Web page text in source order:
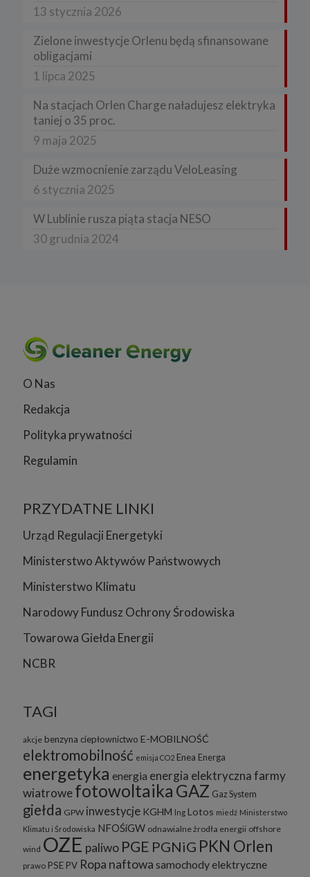
13 stycznia 2026
Zielone inwestycje Orlenu będą sfinansowane
obligacjami
1 lipca 2025
Na stacjach Orlen Charge naładujesz elektryka
taniej o 35 proc.
9 maja 2025
Duże wzmocnienie zarządu VeloLeasing
6 stycznia 2025
W Lublinie rusza piąta stacja NESO
30 grudnia 2024
O Nas
Redakcja
Polityka prywatności
Regulamin
PRZYDATNE LINKI
Urząd Regulacji Energetyki
Ministerstwo Aktywów Państwowych
Ministerstwo Klimatu
Narodowy Fundusz Ochrony Środowiska
Towarowa Giełda Energii
NCBR
TAGI
akcje benzyna ciepłownictwo E-MOBILNOŚĆ
elektromobilność emisja CO2 Enea Energa
energetyka energia energia elektrycznafarmy
wiatrowefotowoltaika GAZ Gaz System
giełda GPW inwestycje KGHM lng Lotos miedź Ministerstwo
Klimatu i Środowiska NFOŚiGW odnawialne żrodła energii offshore
wind OZE paliwo PGE PGNiG PKN Orlen
prawo PSE PV Ropa naftowa samochody elektryczne